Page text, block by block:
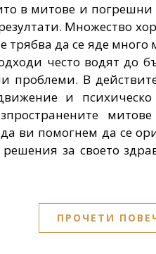
в митове и
Множество
трябва да се яде
често водят до
проблеми. В
и
да ви помогнем да се
за своето
ПРОЧЕТИ